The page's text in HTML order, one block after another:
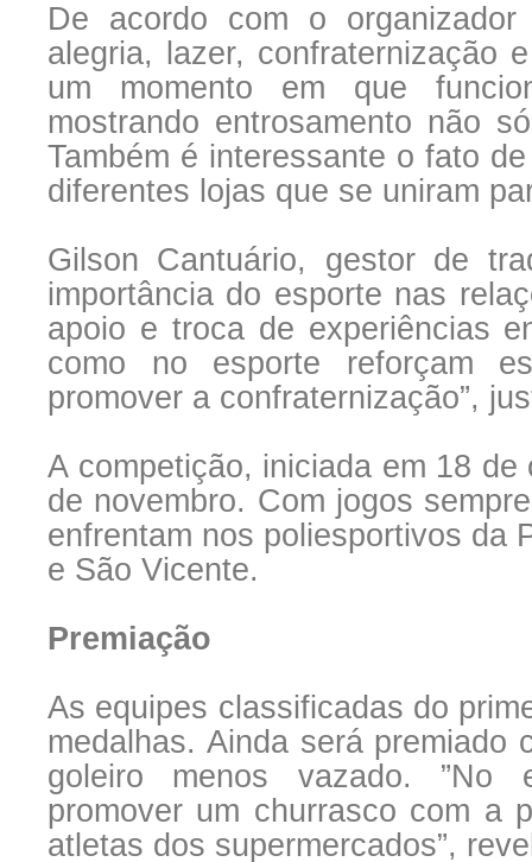
De acordo com o
alegria, lazer, confraternização
um momento em que
mostrando entrosamento não
Também é interessante o fato
diferentes lojas que se uniram
Gilson Cantuário, gestor de
importância do esporte nas
apoio e troca de experiências
como no esporte reforçam
promover a confraternização”,
A competição, iniciada em 18
de novembro. Com jogos
enfrentam nos poliesportivos da
e São Vicente.
Premiação
As equipes classificadas do
medalhas. Ainda será premiado
goleiro menos vazado. ”No
promover um churrasco com a
atletas dos supermercados”,